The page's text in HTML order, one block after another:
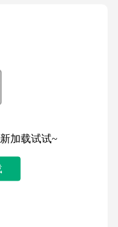
加载试试~